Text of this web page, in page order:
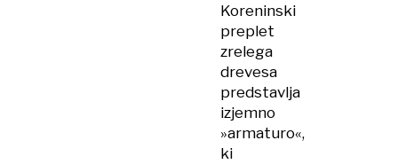
Koreninski
preplet
zrelega
drevesa
predstavlja
izjemno
»armaturo«,
ki